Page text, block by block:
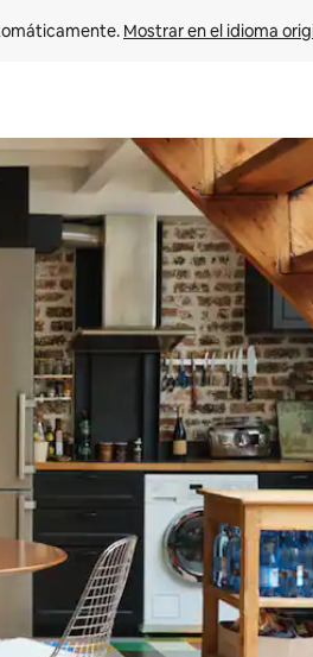
Mostrar en el idioma
hacia abajo o explora con el tacto o